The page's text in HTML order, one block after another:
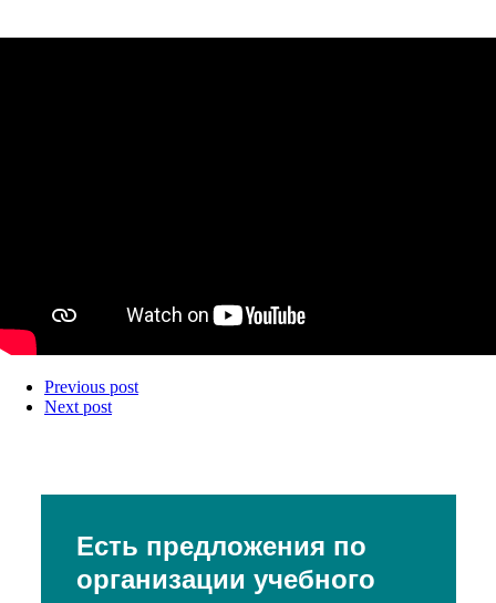
Previous post
Next post
Есть предложения по
организации учебного